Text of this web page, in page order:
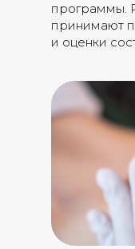
программы.
принимают
и оценки